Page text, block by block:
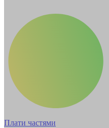
Плати частями